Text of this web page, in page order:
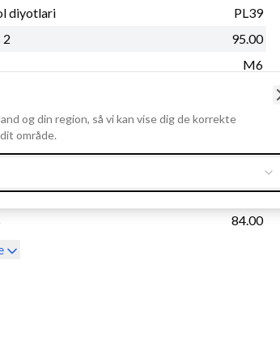
diyotlari
PL39
2
95.00
M6
1
- ophæng
66.80
84.00
og din region, så vi kan vise dig de korrekte
område.